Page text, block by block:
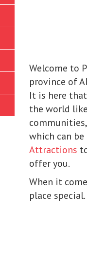
Welcome to
province of
It is here
the world
which can
Attractions
offer you.
When it
place